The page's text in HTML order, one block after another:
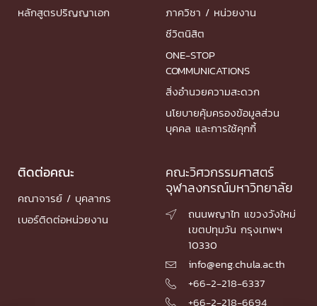
หลักสูตรปริญญาเอก
ภาควิชา / หน่วยงาน
ชีวิตนิสิต
ONE-STOP
COMMUNICATIONS
สิ่งอำนวยความสะดวก
นโยบายคุ้มครองข้อมูลส่วน
บุคคล และการใช้คุกกี้
ติดต่อคณะ
คณาจารย์ / บุคลากร
เบอร์ติดต่อหน่วยงาน
คณะวิศวกรรมศาสตร์
จุฬาลงกรณ์มหาวิทยาลัย

ถนนพญาไท แขวงวังใหม่
เขตปทุมวัน กรุงเทพฯ
10330
 info@eng.chula.ac.th
 +66-2-218-6337
 +66-2-218-6694